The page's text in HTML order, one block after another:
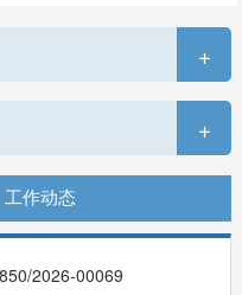
+
+
工作动态
2026-00069